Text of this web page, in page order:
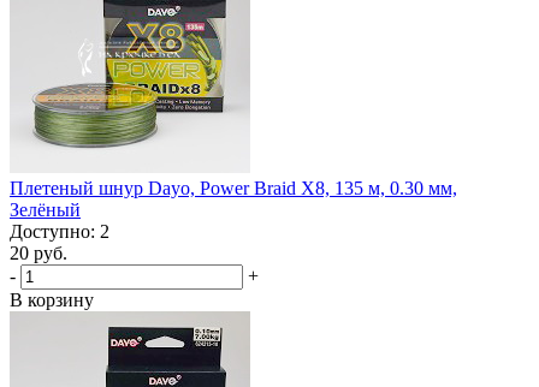
Плетеный шнур Dayo, Power Braid X8, 135 м, 0.30 мм,
Зелёный
Доступно: 2
20 руб.
-
+
В корзину